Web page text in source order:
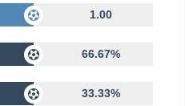
1.00
66.67%
33.33%